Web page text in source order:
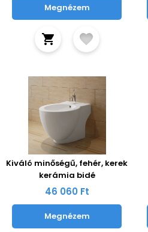
Megnézem
Kiváló minőségű, fehér, kerek
kerámia bidé
46 060 Ft
Megnézem